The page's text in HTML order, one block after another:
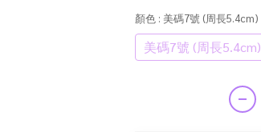
顏色 : 美碼7號 (周長5.4cm)
美碼7號 (周長5.4cm)